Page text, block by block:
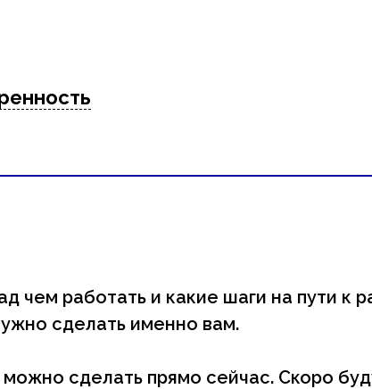
чем работать и какие шаги на пути к
сделать именно вам.
сделать прямо сейчас. Скоро